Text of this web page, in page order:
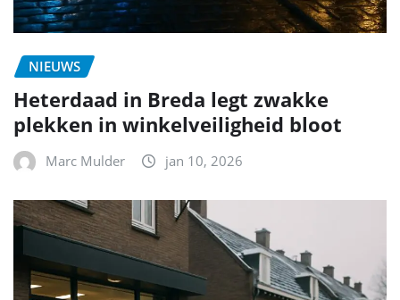
NIEUWS
Heterdaad in Breda legt zwakke
plekken in winkelveiligheid bloot
Marc Mulder jan 10, 2026